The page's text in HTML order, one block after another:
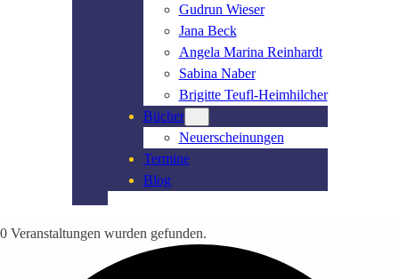
Gudrun Wieser
Jana Beck
Angela Marina Reinhardt
Sabina Naber
Brigitte Teufl-Heimhilcher
Bücher
Neuerscheinungen
Termine
Blog
0 Veranstaltungen wurden gefunden.